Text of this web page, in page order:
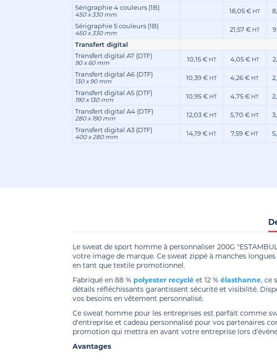
Sérigraphie 4 couleurs (1B)
450 x 330 mm 18,05 € HT
Sérigraphie 5 couleurs (1B)
450 x 330 mm 21,57 € HT
Transfert digital
Transfert digital A7 (DTF)
90 x 60 mm 10,15 € HT 4,05 € HT
Transfert digital A6 (DTF)
130 x 90 mm 10,39 € HT 4,26 € HT
Transfert digital A5 (DTF)
190 x 130 mm 10,95 € HT 4,75 € HT
Transfert digital A4 (DTF)
280 x 190 mm 12,03 € HT 5,70 € HT
Transfert digital A3 (DTF)
400 x 280 mm 14,19 € HT 7,59 € HT
Le sweat de sport homme à personnaliser 200G
votre image de marque. Ce sweat zippé à manches
en tant que textile promotionnel.
Fabriqué en 88 % polyester recyclé et 12 %élasthanne, ce
détails réfléchissants garantissent sécurité et visibilité.
vos besoins en vêtement personnalisé.
Ce sweat homme pour les entreprises est parfait comme
d'entreprise et cadeau personnalisé pour vos partenaires
promotion qui mettra en avant votre entreprise lors
Avantages